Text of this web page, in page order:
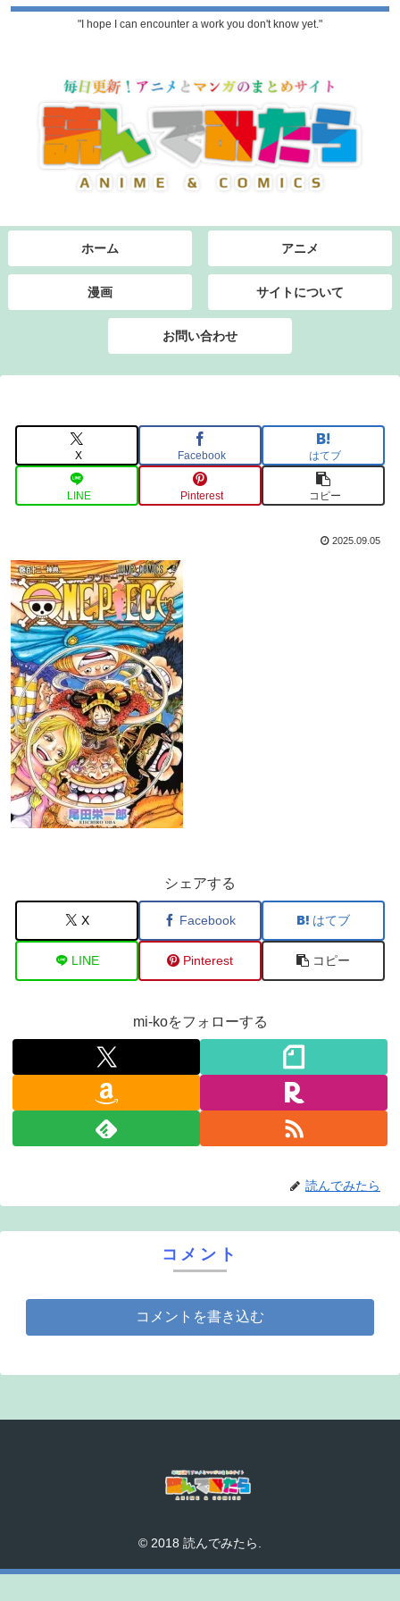
"I hope I can encounter a work you don't know yet."
ホーム アニメ
漫画 サイトについて
お問い合わせ
X Facebook はてブ
LINE Pinterest コピー
2025.09.05
シェアする
X Facebook はてブ
LINE Pinterest コピー
mi-koをフォローする
読んでみたら
コメント
コメントを書き込む
© 2018 読んでみたら.